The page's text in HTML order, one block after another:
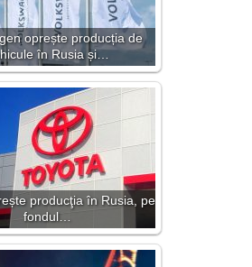
oprește producția de
în Rusia și…
producţia în Rusia, pe
fondul…